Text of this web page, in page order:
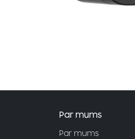
Par mums
Par mums